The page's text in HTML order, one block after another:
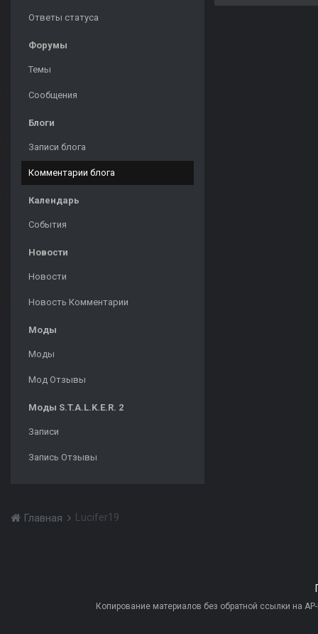
Ответы статуса
Форумы
Темы
Сообщения
Блоги
Записи блога
Комментарии блога
Календарь
События
Новости
Новости
Новость Комментарии
Моды
Моды
Мод Отзывы
Моды S.T.A.L.K.E.R. 2
Записи
Запись Отзывы
Главная Lucifer19
Копирование материалов без обратной ссылки на